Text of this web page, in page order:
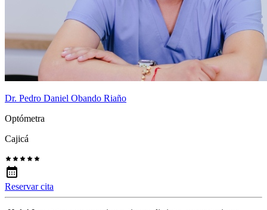
Dr. Pedro Daniel Obando Riaño
Optómetra
Cajicá
Reservar cita